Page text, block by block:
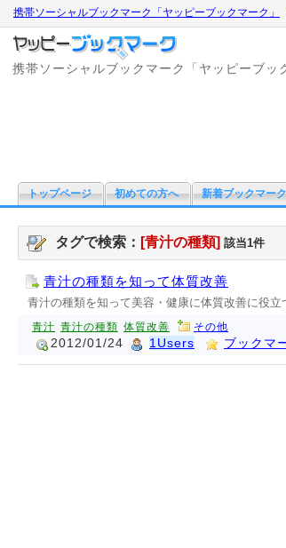
携帯ソーシャルブックマーク「ヤッピーブックマーク」
携帯ソーシャルブックマーク「ヤッピーブッ
トップページ 初めての方へ 新着ブックマー
タグで検索： [青汁の種類] 該当1件
青汁の種類を知って体質改善
青汁の種類を知って美容・健康に体質改善に役立
青汁 青汁の種類 体質改善 その他
2012/01/24 1Users ブックマ